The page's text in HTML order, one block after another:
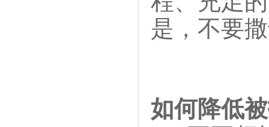
是，不要
如何降低